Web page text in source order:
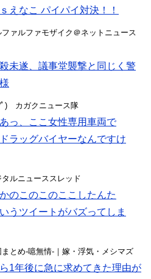
えなこ パイパイ対決！！
ァルファモザイク＠ネットニュース
未遂、議事堂襲撃と同じく警
)ゞカガクニュース隊
っ、ここ女性専用車両で
ラッグバイヤーなんですけ
ルニューススレッド
のこのこのここしたんた
うツイートがバズってしま
とめ-噫無情-｜嫁・浮気・メシマズ
1年後に急に求めてきた理由が